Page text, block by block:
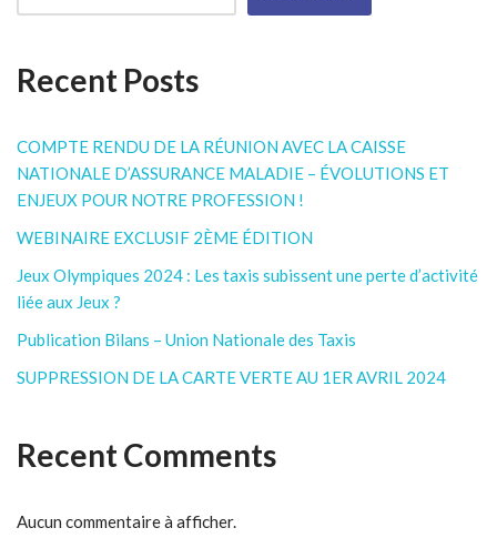
Recent Posts
COMPTE RENDU DE LA RÉUNION AVEC LA CAISSE
NATIONALE D’ASSURANCE MALADIE – ÉVOLUTIONS ET
ENJEUX POUR NOTRE PROFESSION !
WEBINAIRE EXCLUSIF 2ÈME ÉDITION
Jeux Olympiques 2024 : Les taxis subissent une perte d’activité
liée aux Jeux ?
Publication Bilans – Union Nationale des Taxis
SUPPRESSION DE LA CARTE VERTE AU 1ER AVRIL 2024
Recent Comments
Aucun commentaire à afficher.